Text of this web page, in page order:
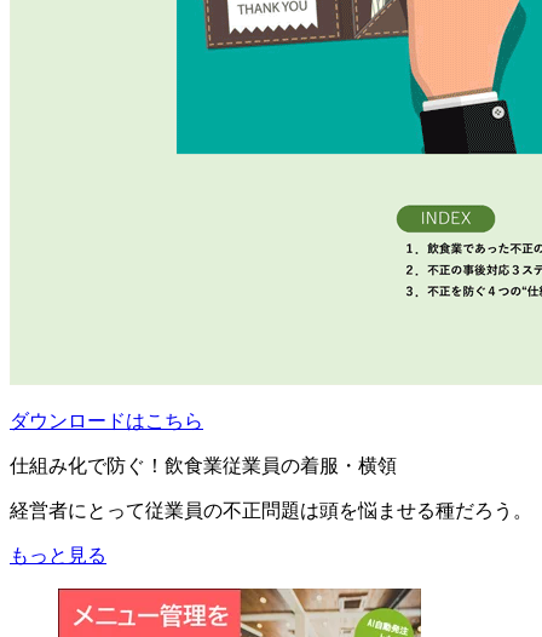
ダウンロードはこちら
仕組み化で防ぐ！飲食業従業員の着服・横領
経営者にとって従業員の不正問題は頭を悩ませる種だろう。
もっと見る